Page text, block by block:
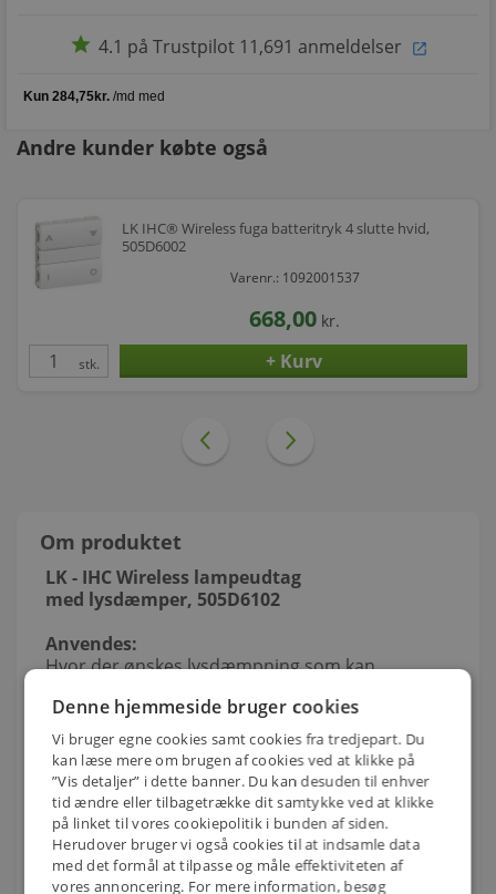
star 4.1 på Trustpilot 11,691 anmeldelser open_in_new
Andre kunder købte også
LK IHC® Wireless fuga batteritryk 4 slutte hvid,
505D6002
Varenr.: 1092001537
668,00 kr.
stk.
Om produktet
LK - IHC Wireless lampeudtag
med lysdæmper, 505D6102
Anvendes:
Hvor der ønskes lysdæmpning som kan
hjælp af simpel programmering kobles sammen
med andre LK IHC Wireless komponenter. Hvis
der ønskes en mere avanceret programmering
kan lysdæmperen kobles til LK IHC controller
Visual 820B1400. Lysdæmperen er universal, kan
dæmpe glødepære og jernkerne- og
elektroniske transformere, dog ikke samtidig.
Lysdæmperen kan endvidere anvendes med
Denne hjemmeside bruger cookies
Vi bruger egne cookies samt cookies fra tredjepart. Du
kan læse mere om brugen af cookies ved at klikke på
”Vis detaljer” i dette banner. Du kan desuden til enhver
tid ændre eller tilbagetrække dit samtykke ved at klikke
på linket til vores cookiepolitik i bunden af siden.
Herudover bruger vi også cookies til at indsamle data
med det formål at tilpasse og måle effektiviteten af
vores annoncering. For mere information, besøg